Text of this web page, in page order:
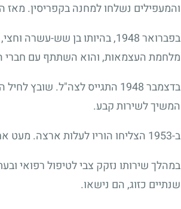
והמעפילים נשלחו למחנה בקפריסין. מאז
בפברואר 1948, בהיותו בן
מלחמת העצמאות, והוא השתתף עם חברי
המשיך לשירות קבע.
ב-1953 הצליחו הוריו לעלות ארצה. מעט אחר כך עִברתו כולם את שם המשפחה, שהיה ולדמן, ל-יערי.
שנתיים כזוג, הם נישאו.